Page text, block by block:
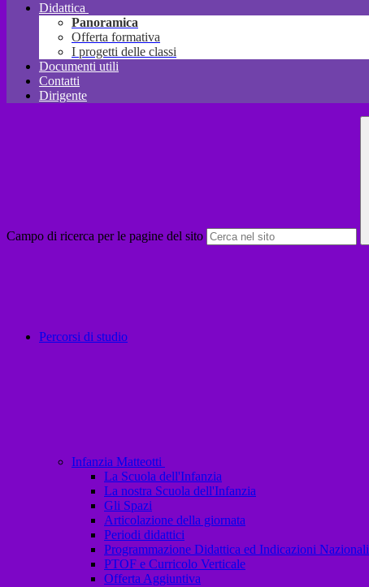
Didattica
Panoramica
Offerta formativa
I progetti delle classi
Documenti utili
Contatti
Dirigente
Campo di ricerca per le pagine del sito
Percorsi di studio
Infanzia Matteotti
La Scuola dell'Infanzia
La nostra Scuola dell'Infanzia
Gli Spazi
Articolazione della giornata
Periodi didattici
Programmazione Didattica ed Indicazioni Nazionali
PTOF e Curricolo Verticale
Offerta Aggiuntiva